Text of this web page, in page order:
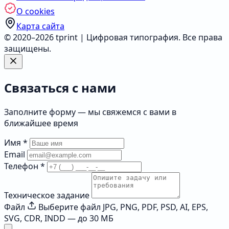
О cookies
Карта сайта
© 2020–2026 tprint | Цифровая типография. Все права
защищены.
Связаться с нами
Заполните форму — мы свяжемся с вами в
ближайшее время
Имя *
Email
Телефон *
Техническое задание
Файл
Выберите файл JPG, PNG, PDF, PSD, AI, EPS,
SVG, CDR, INDD — до 30 МБ